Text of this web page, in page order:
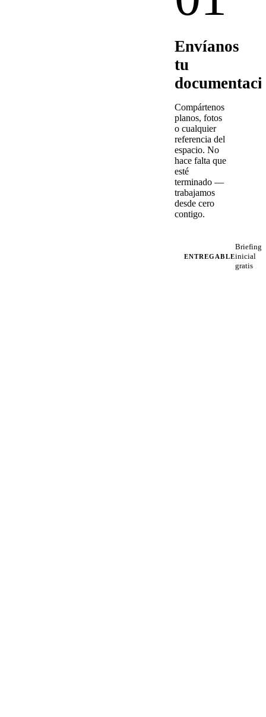
Envíanos
tu
Compártenos
planos, fotos
o cualquier
referencia del
espacio. No
hace falta que
esté
terminado —
trabajamos
desde cero
contigo.
ENTREGABLE
Briefing
inicial
gratis